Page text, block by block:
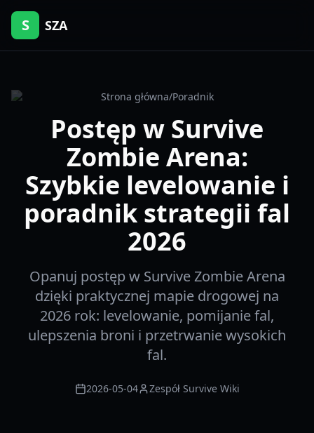
S SZA
Strona główna/Poradnik
Postęp w Survive
Zombie Arena:
Szybkie levelowanie i
poradnik strategii fal
2026
Opanuj postęp w Survive Zombie Arena
dzięki praktycznej mapie drogowej na
2026 rok: levelowanie, pomijanie fal,
ulepszenia broni i przetrwanie wysokich
fal.
2026-05-04 Zespół Survive Wiki